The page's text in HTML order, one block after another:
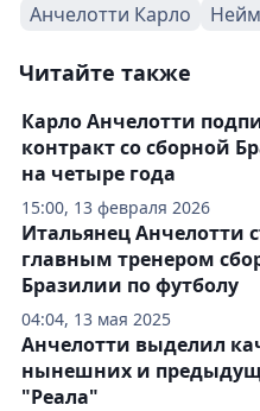
Анчелотти Карло
Читайте также
15:00, 13 февраля 2026
Карло Анчелотти
контракт со сборной
на четыре года
04:04, 13 мая 2025
Итальянец Анчелотти
главным тренером
Бразилии по футболу
Анчелотти выделил
нынешних и
"Реала"